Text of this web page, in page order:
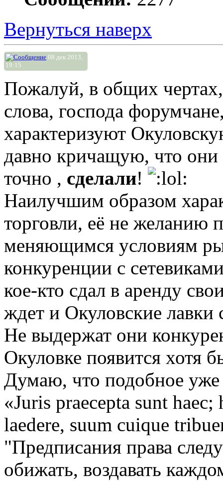
Вернуться наверх
08 дек 2013,
19:15
Пожалуй, в общих
слова, господа
характеризуют
давно кричащую, что они
точно , сделали!
Наилучшим образом
торговли, её не желанию
меняющимся условиям
конкуренции с
кое-кто сдал в аренду
ждет и Окуловские лавки
Не выдержат они
Окуловке появится хотя
Думаю, что подобное
«Juris praecepta sunt
laedere, suum cuique
"Предписания права
обижать, воздавать